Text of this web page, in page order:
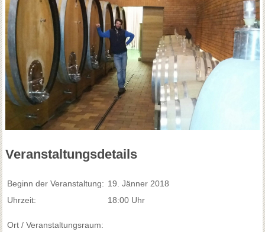
Veranstaltungsdetails
Beginn der Veranstaltung: 19. Jänner 2018
Uhrzeit:
18:00 Uhr
Ort / Veranstaltungsraum: